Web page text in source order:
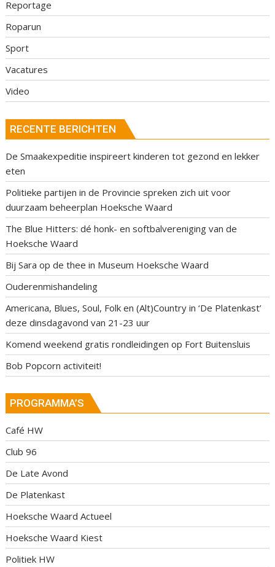
Reportage
Roparun
Sport
Vacatures
Video
RECENTE BERICHTEN
De Smaakexpeditie inspireert kinderen tot gezond en lekker
eten
Politieke partijen in de Provincie spreken zich uit voor
duurzaam beheerplan Hoeksche Waard
The Blue Hitters: dé honk- en softbalvereniging van de
Hoeksche Waard
Bij Sara op de thee in Museum Hoeksche Waard
Ouderenmishandeling
Americana, Blues, Soul, Folk en (Alt)Country in ‘De Platenkast’
deze dinsdagavond van 21-23 uur
Komend weekend gratis rondleidingen op Fort Buitensluis
Bob Popcorn activiteit!
PROGRAMMA’S
Café HW
Club 96
De Late Avond
De Platenkast
Hoeksche Waard Actueel
Hoeksche Waard Kiest
Politiek HW